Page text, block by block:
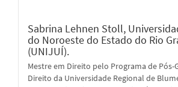
Sabrina Lehnen Stoll,
do Noroeste do Estado do Rio
(UNIJUÍ).
Mestre em Direito pelo Programa de Pós-
Direito da Universidade Regional de